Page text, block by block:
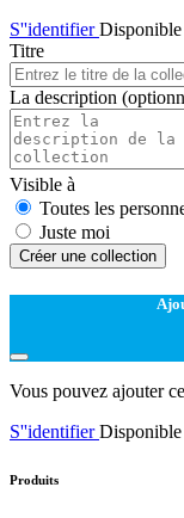
S''identifierDisponible
Titre
La description
Visible à
Toutes les
Juste moi
Créer une collection
Vous pouvez ajouter
S''identifierDisponible
Produits